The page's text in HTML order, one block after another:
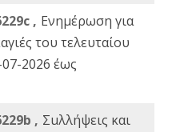
, Ενημέρωση για
του τελευταίου
2026 έως
, Σuλλήψεις και